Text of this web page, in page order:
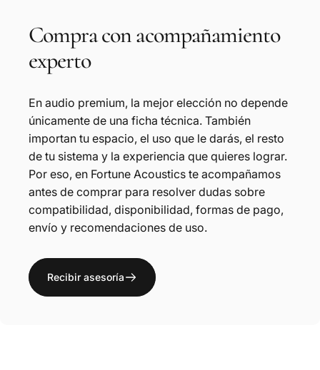
Compraconacompañamiento
experto
En audio premium, la mejor elección no depende
únicamente de una ficha técnica. También
importan tu espacio, el uso que le darás, el resto
de tu sistema y la experiencia que quieres lograr.
Por eso, en Fortune Acoustics te acompañamos
antes de comprar para resolver dudas sobre
compatibilidad, disponibilidad, formas de pago,
envío y recomendaciones de uso.
Recibir asesoría